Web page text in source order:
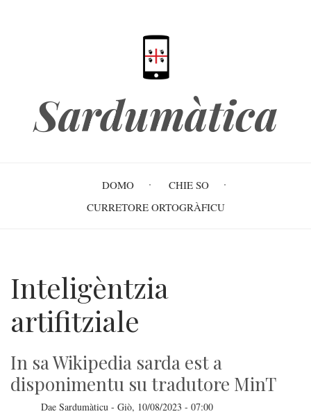
Sardumàtica
navigation
DOMO
CHIE SO
CURRETORE ORTOGRÀFICU
Inteligèntzia
artifitziale
In sa Wikipedia sarda est a
disponimentu su tradutore MinT
Dae Sardumàticu - Giò, 10/08/2023 - 07:00